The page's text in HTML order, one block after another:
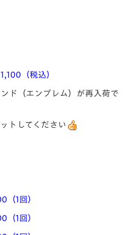
（税込）
ド（エンブレム）が再入荷で
トしてください
1回）
1回）